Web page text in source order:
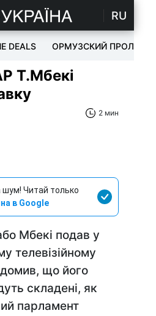
RU
DEALS ОРМУЗСКИЙ ПРОЛИВ
Т.Мбекі
2 мин
шум! Читай только
в Google
Мбекі подав у
телевізійному
що його
складені, як
парламент